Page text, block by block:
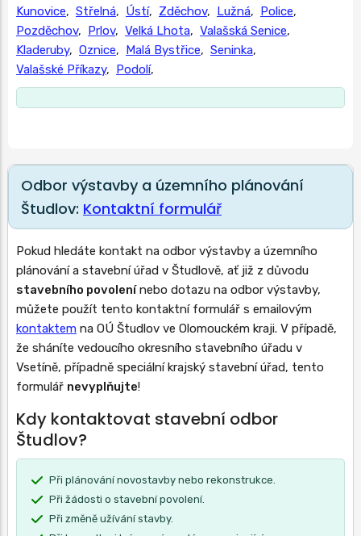
Kunovice, Střelná, Ústí, Zděchov, Lužná, Police,
Pozděchov, Prlov, Velká Lhota, Valašská Senice,
Kladeruby, Oznice, Malá Bystřice, Seninka,
Valašské Příkazy, Podolí,
Odbor výstavby a územního plánování
Študlov: Kontaktní formulář
Pokud hledáte kontakt na odbor výstavby a územního
plánování a stavební úřad v Študlově, ať již z důvodu
stavebního povolenínebo dotazu na odbor výstavby,
můžete použít tento kontaktní formulář s emailovým
kontaktem na OÚ Študlov ve Olomouckém kraji. V případě,
že sháníte vedoucího okresního stavebního úřadu v
Vsetíně, případně speciální krajský stavební úřad, tento
formulář nevyplňujte!
Kdy kontaktovat stavební odbor
Študlov?
Při plánování novostavby nebo rekonstrukce.
Při žádosti o stavební povolení.
Při změně užívání stavby.